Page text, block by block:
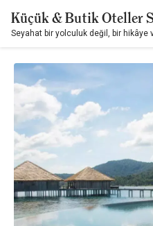
Küçük & Butik Oteller
Seyahat bir yolculuk değil, bir hikâye